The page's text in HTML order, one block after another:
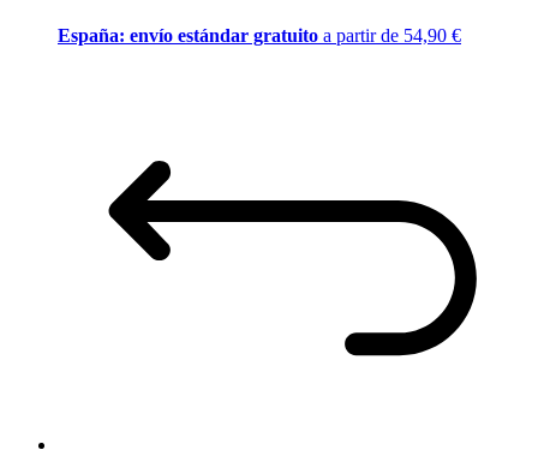
España: envío estándar gratuito a partir de 54,90 €